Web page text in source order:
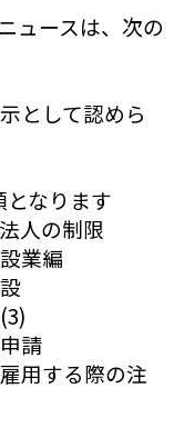
ュースは、次の
として認めら
なります
人の制限
業編
請
用する際の注